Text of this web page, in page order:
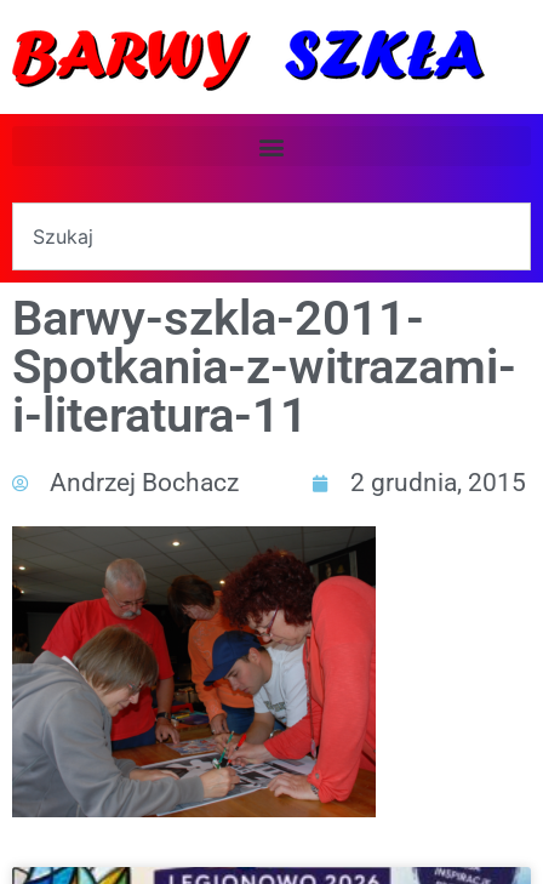
Barwy-szkla-2011-
Spotkania-z-witrazami-
i-literatura-11
Andrzej Bochacz 2 grudnia, 2015